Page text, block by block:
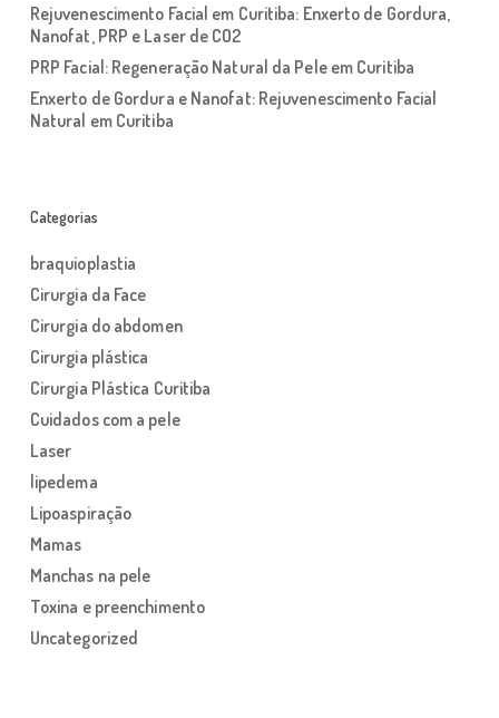
Rejuvenescimento Facial em Curitiba: Enxerto de Gordura,
Nanofat, PRP e Laser de CO2
PRP Facial: Regeneração Natural da Pele em Curitiba
Enxerto de Gordura e Nanofat: Rejuvenescimento Facial
Natural em Curitiba
Categorias
braquioplastia
Cirurgia da Face
Cirurgia do abdomen
Cirurgia plástica
Cirurgia Plástica Curitiba
Cuidados com a pele
Laser
lipedema
Lipoaspiração
Mamas
Manchas na pele
Toxina e preenchimento
Uncategorized